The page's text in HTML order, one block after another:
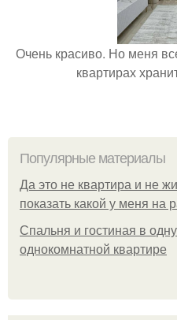
Очень красиво. Но меня
квартирах
Популярные материалы
Да это не квартира и не
показать какой у меня на
Спальня и гостиная в
однокомнатной квартире